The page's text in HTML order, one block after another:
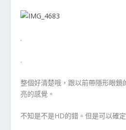
.
.
整個好清楚哦，跟以前帶隱形眼鏡
亮的感覺。
不知是不是HD的錯。但是可以確